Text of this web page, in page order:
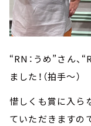
“RN：うめ”さん、
ました！（拍手～）
惜しくも賞に入ら
ていただきますの